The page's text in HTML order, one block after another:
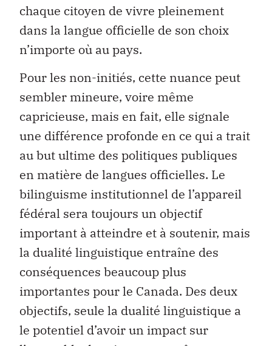
chaque citoyen de vivre pleinement
dans la langue officielle de son choix
n’importe où au pays.
Pour les non-initiés, cette nuance peut
sembler mineure, voire même
capricieuse, mais en fait, elle signale
une différence profonde en ce qui a trait
au but ultime des politiques publiques
en matière de langues officielles. Le
bilinguisme institutionnel de l’appareil
fédéral sera toujours un objectif
important à atteindre et à soutenir, mais
la dualité linguistique entraîne des
conséquences beaucoup plus
importantes pour le Canada. Des deux
objectifs, seule la dualité linguistique a
le potentiel d’avoir un impact sur